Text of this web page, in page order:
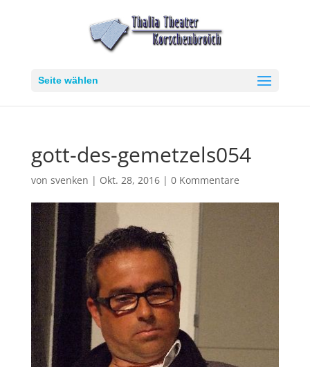
Seite wählen
gott-des-gemetzels054
von svenken | Okt. 28, 2016| 0 Kommentare